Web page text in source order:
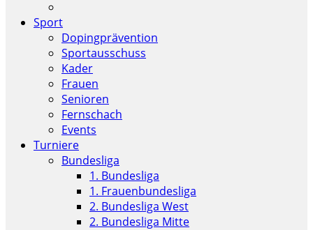
Sport
Dopingprävention
Sportausschuss
Kader
Frauen
Senioren
Fernschach
Events
Turniere
Bundesliga
1. Bundesliga
1. Frauenbundesliga
2. Bundesliga West
2. Bundesliga Mitte